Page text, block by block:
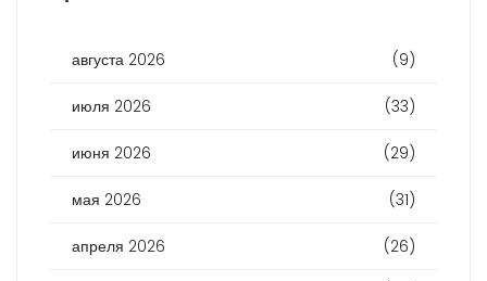
августа 2026 (9)
июля 2026 (33)
июня 2026 (29)
мая 2026 (31)
апреля 2026 (26)